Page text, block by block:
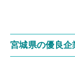
宮城県の優良企